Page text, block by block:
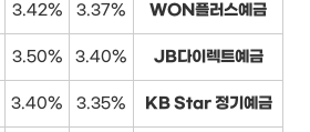
3.42% 3.37% WON플러스예금
3.50% 3.40% JB다이렉트예금
3.40% 3.35% KB Star 정기예금